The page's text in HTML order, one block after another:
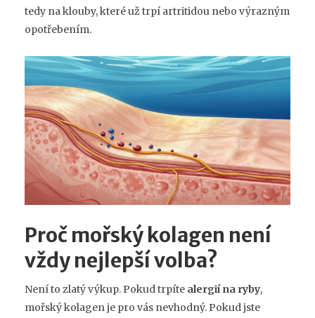
tedy na klouby, které už trpí artritidou nebo výrazným
opotřebením.
Proč mořský kolagen není
vždy nejlepší volba?
Není to zlatý výkup. Pokud trpíte alergií na ryby,
mořský kolagen je pro vás nevhodný. Pokud jste